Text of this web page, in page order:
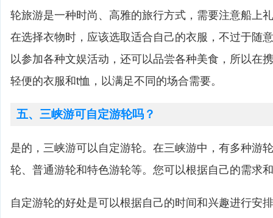
轮旅游是一种时尚、高雅的旅行方式，需要注意船上
在选择衣物时，应该选取适合自己的衣服，不过于随
以参加各种文娱活动，还可以品尝各种美食，所以在
轻便的衣服和t恤，以满足不同的场合需要。
五、三峡游可自定游轮吗？
是的，三峡游可以自定游轮。在三峡游中，有多种游
轮、普通游轮和特色游轮等。您可以根据自己的需求
自定游轮的好处是可以根据自己的时间和兴趣进行安